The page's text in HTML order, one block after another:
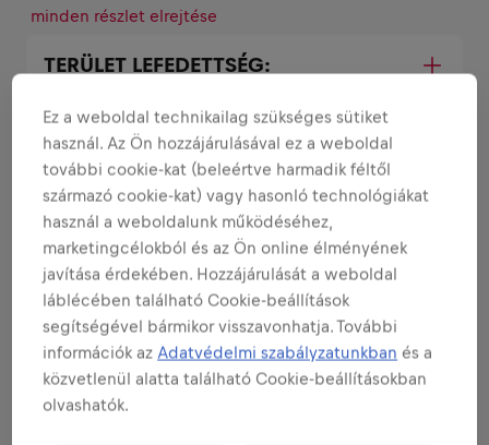
minden részlet elrejtése
TERÜLET LEFEDETTSÉG:
PERFECT STORE FEJLESZTÉS:
KÉSZLETMENEDZSMENT:
POS MENEDZSMENT:
ADMINISZTRÁCIÓ & RIPORTOLÁS:
Ez a weboldal technikailag szükséges sütiket
használ. Az Ön hozzájárulásával ez a weboldal
további cookie-kat (beleértve harmadik féltől
származó cookie-kat) vagy hasonló technológiákat
használ a weboldalunk működéséhez,
marketingcélokból és az Ön online élményének
javítása érdekében. Hozzájárulását a weboldal
láblécében található Cookie-beállítások
segítségével bármikor visszavonhatja. További
információk az Adatvédelmi szabályzatunkban és a
közvetlenül alatta található Cookie-beállításokban
olvashatók.